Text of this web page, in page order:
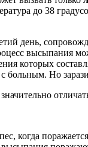
до 38
день,
высыпания
которых
больным. Но
когда